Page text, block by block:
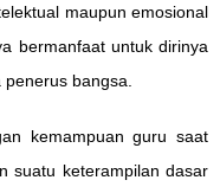
maupun emosional
bermanfaat untuk dirinya
bangsa.
kemampuan guru saat
suatu keterampilan dasar